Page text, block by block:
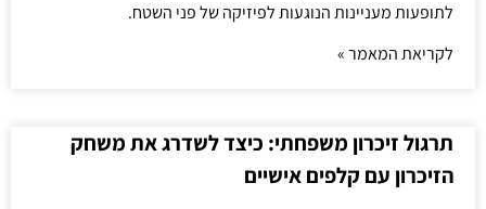
לתופעות מעניינות הנוגעות לפיזיקה של פני השטח.
לקריאת המאמר »
תרגול זיכרון משפחתי: כיצד לשדרג את משחק
הזיכרון עם קלפים אישיים